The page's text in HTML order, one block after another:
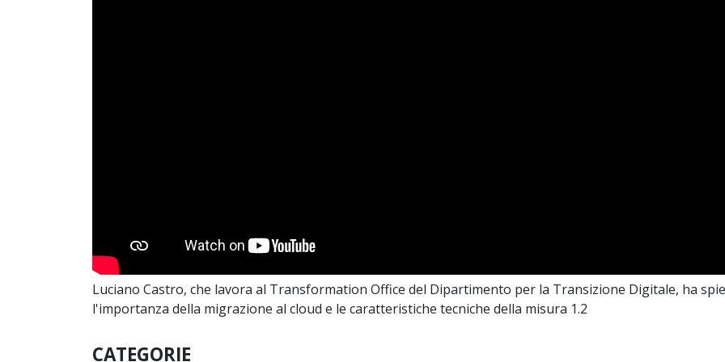
Luciano Castro, che lavora al Transformation Office del Dipartimento per la Transizione Digitale, ha
l'importanza della migrazione al cloud e le caratteristiche tecniche della misura 1.2
CATEGORIE